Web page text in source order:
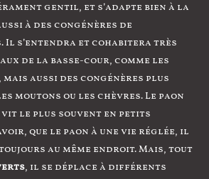
gentil, et s’adapte bien à la
à des congénères de
Il s’entendra et cohabitera très
de la basse-cour, comme les
aussi des congénères plus
moutons ou les chèvres. Le paon
le plus souvent en petits
que le paon à une vie réglée, il
au même endroit. Mais, tout
, il se déplace à différents